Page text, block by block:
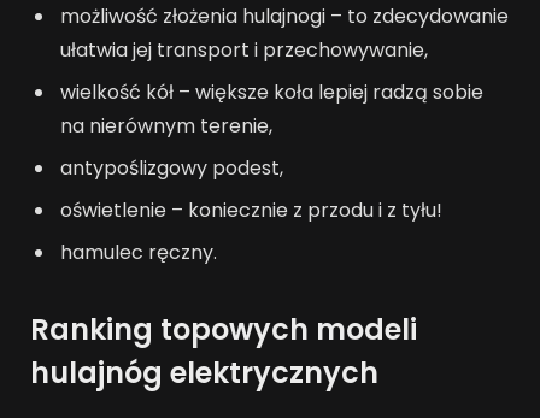
możliwość złożenia hulajnogi – to zdecydowanie
ułatwia jej transport i przechowywanie,
wielkość kół – większe koła lepiej radzą sobie
na nierównym terenie,
antypoślizgowy podest,
oświetlenie – koniecznie z przodu i z tyłu!
hamulec ręczny.
Ranking topowych modeli
hulajnóg elektrycznych